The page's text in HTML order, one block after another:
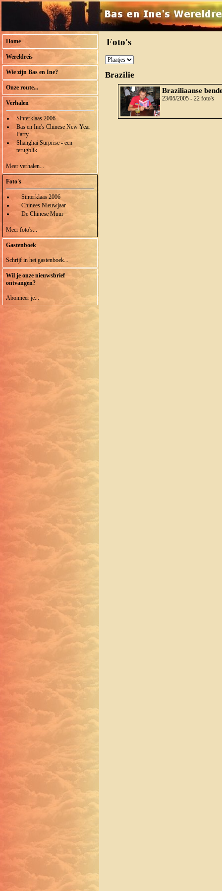
Home
Wereldreis
Wie zijn Bas en Ine?
Onze route...
Verhalen
Sinterklaas 2006
Bas en Ine's Chinese New Year
Party
Shanghai Surprise - een
terugblik
Meer verhalen...
Foto's
Sinterklaas 2006
Chinees Nieuwjaar
De Chinese Muur
Meer foto's...
Gastenboek
Schrijf in het gastenboek...
Wil je onze nieuwsbrief
ontvangen?
Abonneer je...
Foto's
Brazilie
Braziliaanse
23/05/2005 - 22 foto's